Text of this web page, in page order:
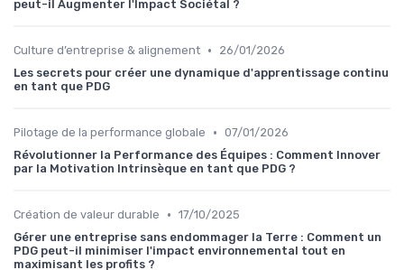
peut-il Augmenter l'Impact Sociétal ?
Culture d’entreprise & alignement •
26/01/2026
Les secrets pour créer une dynamique d'apprentissage continu
en tant que PDG
Pilotage de la performance globale • 07/01/2026
Révolutionner la Performance des Équipes : Comment Innover
par la Motivation Intrinsèque en tant que PDG ?
Création de valeur durable • 17/10/2025
Gérer une entreprise sans endommager la Terre : Comment un
PDG peut-il minimiser l'impact environnemental tout en
maximisant les profits ?